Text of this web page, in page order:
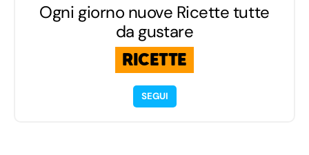
Ogni giorno nuove Ricette tutte
da gustare
RICETTE
SEGUI